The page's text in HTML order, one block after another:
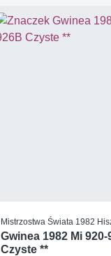
Mistrzostwa Świata 1982
Gwinea 1982 Mi 920-
Czyste **